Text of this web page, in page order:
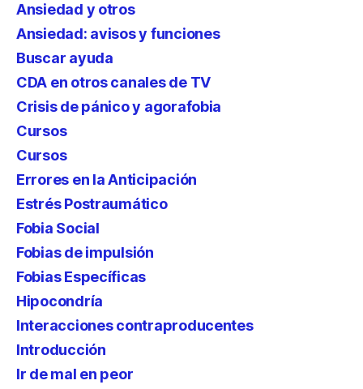
Ansiedad y otros
Ansiedad: avisos y funciones
Buscar ayuda
CDA en otros canales de TV
Crisis de pánico y agorafobia
Cursos
Cursos
Errores en la Anticipación
Estrés Postraumático
Fobia Social
Fobias de impulsión
Fobias Específicas
Hipocondría
Interacciones contraproducentes
Introducción
Ir de mal en peor